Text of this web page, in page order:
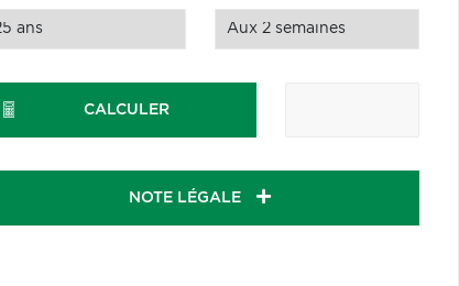
CALCULER
NOTE LÉGALE